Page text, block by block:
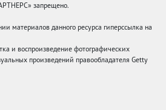
запрещено.
материалов данного ресурса гиперссылка на
и воспроизведение фотографических
произведений правообладателя Getty